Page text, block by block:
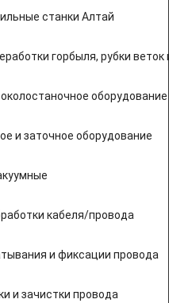
станки Алтай
горбыля, рубки веток
оборудование
и заточное оборудование
кабеля/провода
и фиксации провода
и зачистки провода